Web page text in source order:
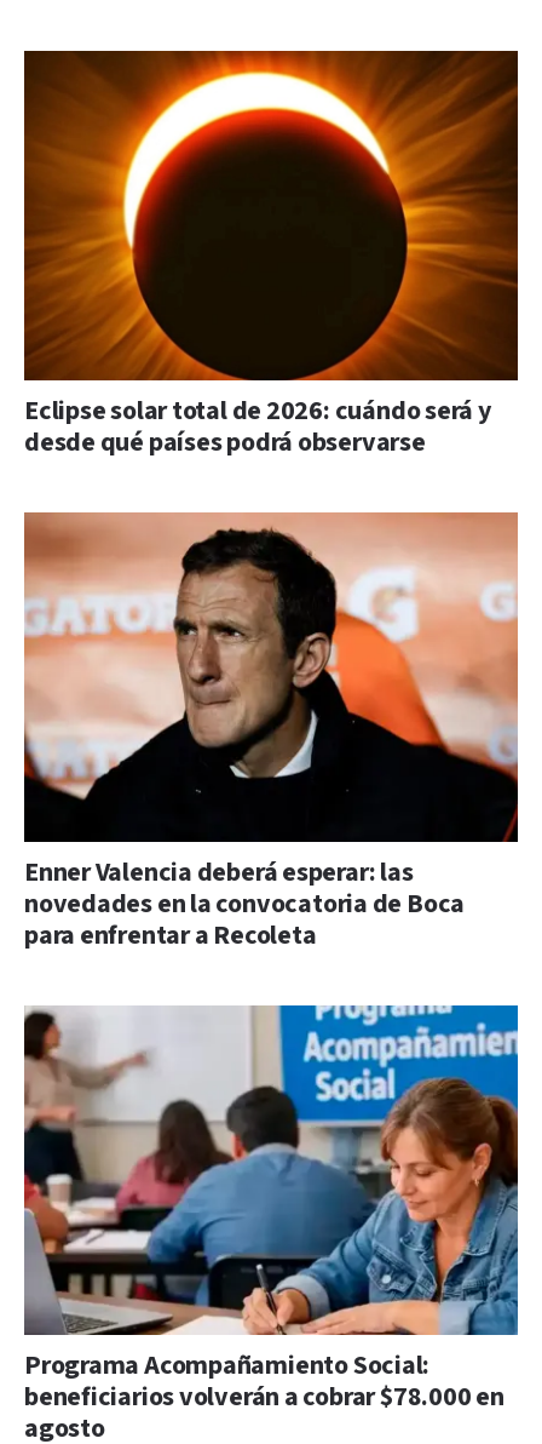
Eclipse solar total de 2026: cuándo será y
desde qué países podrá observarse
Enner Valencia deberá esperar: las
novedades en la convocatoria de Boca
para enfrentar a Recoleta
Programa Acompañamiento Social:
beneficiarios volverán a cobrar $78.000 en
agosto